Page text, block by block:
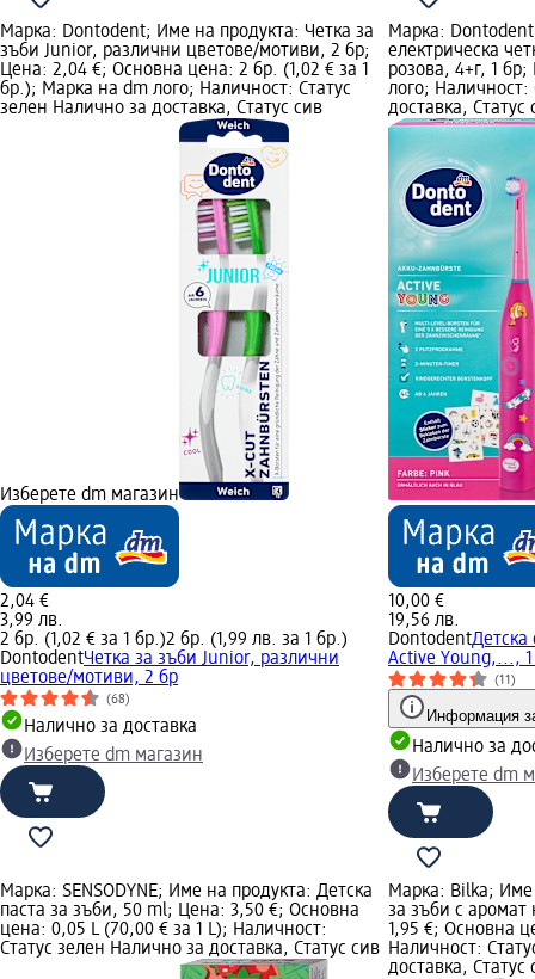
Марка: Dontodent; Име на продукта: Четка за
зъби Junior, различни цветове/мотиви, 2 бр;
Цена: 2,04 €; Основна цена: 2 бр. (1,02 € за 1
бр.); Марка на dm лого; Наличност: Статус
зелен Налично за доставка, Статус сив
Изберете dm магазин
2,04 €
3,99 лв.
2 бр. (1,02 € за 1 бр.)2 бр. (1,99 лв. за 1 бр.)
DontodentЧетка за зъби Junior, различни
цветове/мотиви, 2 бр
(68)
Налично за доставка
Изберете dm магазин
Марка:
електрическа
розова, 4+г, 1
лого; Наличност:
доставка,
10,00 €
19,56 лв.
DontodentДетска
Active Young,...,
(11)
Информация
Налично за
Изберете dm
Марка: SENSODYNE; Име на продукта: Детска
паста за зъби, 50 ml; Цена: 3,50 €; Основна
цена: 0,05 L (70,00 € за 1 L); Наличност:
Статус зелен Налично за доставка, Статус сив
Марка: Bilka; Име
за зъби с
1,95 €; Основна
Наличност:
доставка,